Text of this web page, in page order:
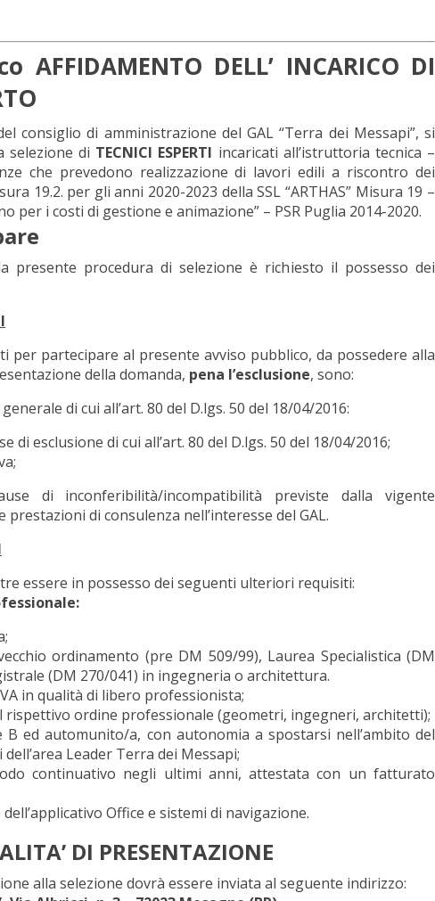
AFFIDAMENTO DELL’ INCARICO DI
consiglio di amministrazione del GAL “Terra dei Messapi”, si
selezione di TECNICI ESPERTI incaricati all’istruttoria tecnica –
che prevedono realizzazione di lavori edili a riscontro dei
19.2. per gli anni 2020-2023 della SSL “ARTHAS” Misura 19 –
per i costi di gestione e animazione” – PSR Puglia 2014-2020.
presente procedura di selezione è richiesto il possesso dei
per partecipare al presente avviso pubblico, da possedere alla
della domanda, pena l’esclusione, sono:
di cui all’art. 80 del D.lgs. 50 del 18/04/2016:
esclusione di cui all’art. 80 del D.lgs. 50 del 18/04/2016;
di inconferibilità/incompatibilità previste dalla vigente
di consulenza nell’interesse del GAL.
essere in possesso dei seguenti ulteriori requisiti:
ordinamento (pre DM 509/99), Laurea Specialistica (DM
(DM 270/041) in ingegneria o architettura.
in qualità di libero professionista;
rispettivo ordine professionale (geometri, ingegneri, architetti);
B ed automunito/a, con autonomia a spostarsi nell’ambito del
Leader Terra dei Messapi;
continuativo negli ultimi anni, attestata con un fatturato
dell’applicativo Office e sistemi di navigazione.
DI PRESENTAZIONE
alla selezione dovrà essere inviata al seguente indirizzo: